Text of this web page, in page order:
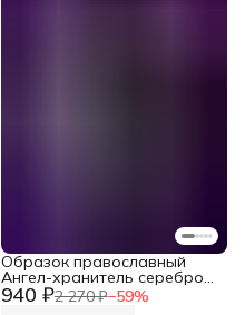
940 ₽2 270 ₽−59%
Образок православный
Ангел-хранитель серебро
925 проба